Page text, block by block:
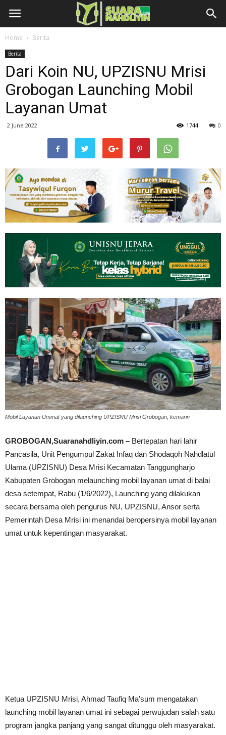
Home Berita
Berita
Dari Koin NU, UPZISNU Mrisi
Grobogan Launching Mobil
Layanan Umat
2 June 2022 0
1744
Mobil Layanan Ummat yang dilaunching UPZISNU Mrisi Grobogan, kemarin
GROBOGAN,Suaranahdliyin.com – Bertepatan hari lahir
Pancasila, Unit Pengumpul Zakat Infaq dan Shodaqoh Nahdlatul
Ulama (UPZISNU) Desa Mrisi Kecamatan Tanggungharjo
Kabupaten Grobogan melaunching mobil layanan umat di balai
desa setempat, Rabu (1/6/2022), Launching yang dilakukan
secara bersama oleh pengurus NU, UPZISNU, Ansor serta
Pemerintah Desa Mrisi ini menandai beropersinya mobil layanan
umat untuk kepentingan masyarakat.
Ketua UPZISNU Mrisi, Ahmad Taufiq Ma’sum mengatakan
launching mobil layanan umat ini sebagai perwujudan salah satu
program jangka panjang yang sangat ditunggu oleh masyarakat.